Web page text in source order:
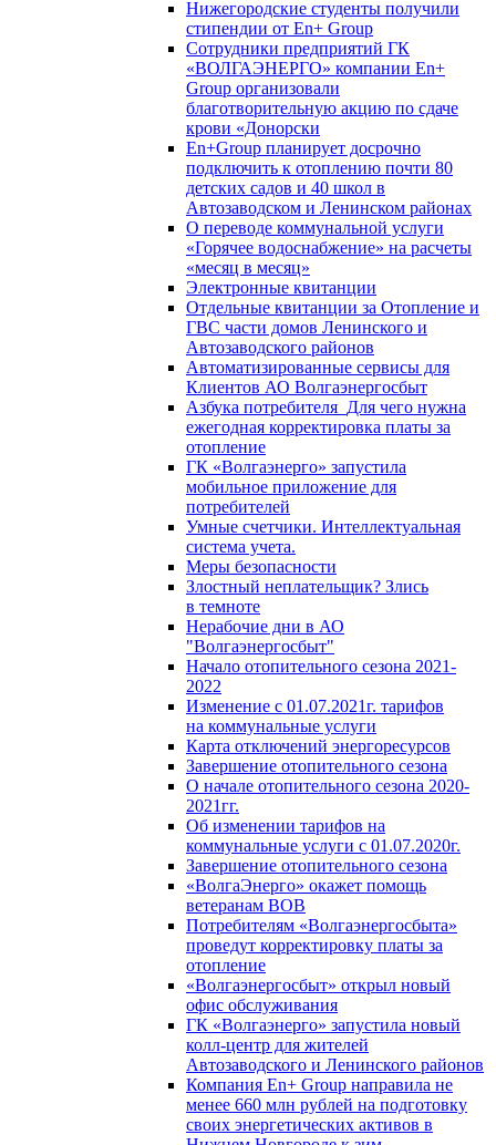
Нижегородские студенты получили
стипендии от En+ Group
Сотрудники предприятий ГК
«ВОЛГАЭНЕРГО» компании En+
Group организовали
благотворительную акцию по сдаче
крови «Донорски
En+Group планирует досрочно
подключить к отоплению почти 80
детских садов и 40 школ в
Автозаводском и Ленинском районах
О переводе коммунальной услуги
«Горячее водоснабжение» на расчеты
«месяц в месяц»
Электронные квитанции
Отдельные квитанции за Отопление и
ГВС части домов Ленинского и
Автозаводского районов
Автоматизированные сервисы для
Клиентов АО Волгаэнергосбыт
Азбука потребителя_Для чего нужна
ежегодная корректировка платы за
отопление
ГК «Волгаэнерго» запустила
мобильное приложение для
потребителей
Умные счетчики. Интеллектуальная
система учета.
Меры безопасности
Злостный неплательщик? Злись
в темноте
Нерабочие дни в АО
"Волгаэнергосбыт"
Начало отопительного сезона 2021-
2022
Изменение с 01.07.2021г. тарифов
на коммунальные услуги
Карта отключений энергоресурсов
Завершение отопительного сезона
О начале отопительного сезона 2020-
2021гг.
Об изменении тарифов на
коммунальные услуги с 01.07.2020г.
Завершение отопительного сезона
«ВолгаЭнерго» окажет помощь
ветеранам ВОВ
Потребителям «Волгаэнергосбыта»
проведут корректировку платы за
отопление
«Волгаэнергосбыт» открыл новый
офис обслуживания
ГК «Волгаэнерго» запустила новый
колл-центр для жителей
Автозаводского и Ленинского районов
Компания En+ Group направила не
менее 660 млн рублей на подготовку
своих энергетических активов в